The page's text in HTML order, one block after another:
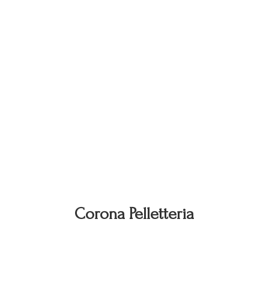
Corona Pelletteria